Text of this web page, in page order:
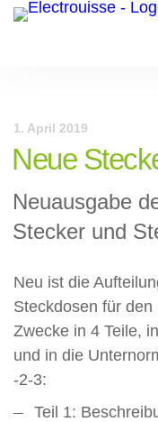
1. April 2019
Neue
Neuausgabe
Stecker und
Neu ist die
Steckdosen für
Zwecke in 4 Teile,
und in die
-2-3:
Teil 1: